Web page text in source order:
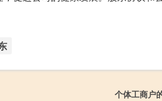
个体工商户